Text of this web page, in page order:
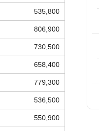
535,800
806,900
730,500
658,400
779,300
536,500
550,900